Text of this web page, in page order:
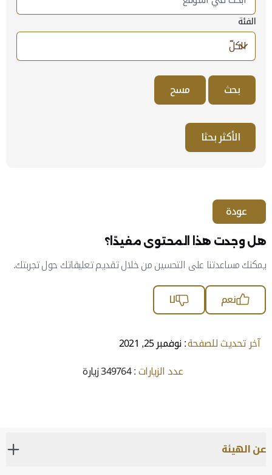
الفئة
الأكثر بحثا
عودة
هل وجدت هذا المحتوى مفيدًا؟
يمكنك مساعدتنا على التحسين من خلال تقديم تعليقاتك حول تجربتك.
نعم
لا
آخر تحديث للصفحة: نوفمبر 25, 2021
عدد الزيارات: 349764 زيارة
عن الهيئة